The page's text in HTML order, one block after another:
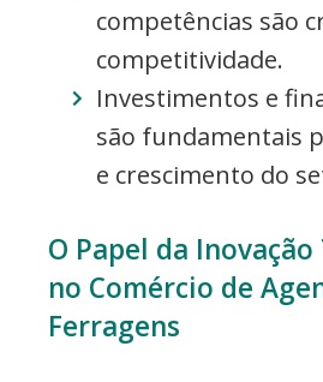
competências são
competitividade.
Investimentos e
são fundamentais
e crescimento do
O Papel da
no Comércio de
Ferragens